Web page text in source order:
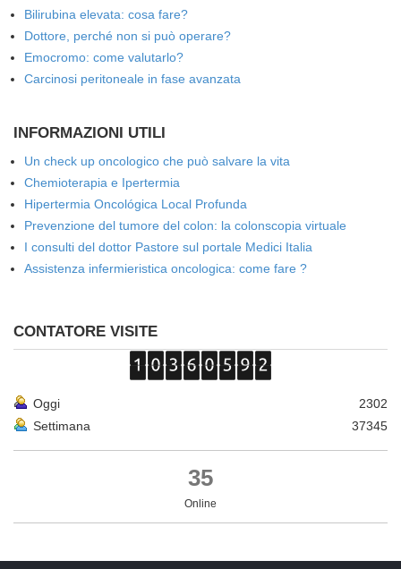
Bilirubina elevata: cosa fare?
Dottore, perché non si può operare?
Emocromo: come valutarlo?
Carcinosi peritoneale in fase avanzata
INFORMAZIONI UTILI
Un check up oncologico che può salvare la vita
Chemioterapia e Ipertermia
Hipertermia Oncológica Local Profunda
Prevenzione del tumore del colon: la colonscopia virtuale
I consulti del dottor Pastore sul portale Medici Italia
Assistenza infermieristica oncologica: come fare ?
CONTATORE VISITE
Oggi
2302
Settimana
37345
35
Online